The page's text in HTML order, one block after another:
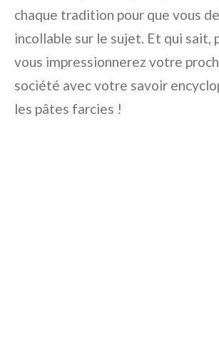
chaque tradition pour que vous
incollable sur le sujet. Et qui sait,
vous impressionnerez votre
société avec votre savoir
les pâtes farcies !